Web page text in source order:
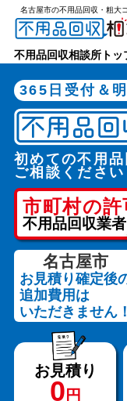
名古屋市の不用品回収・粗大
電話で無料
メール
不用
当社
不用品回収相談所トッ
365日受付＆
初めての不用
ご相談ください
市町村の
不用品回収業
名古屋市
お見積り確定後
追加費用は
いただきません！
お見積り
0 円